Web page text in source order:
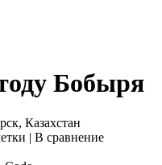
Бобыря
Казахстан
| В сравнение